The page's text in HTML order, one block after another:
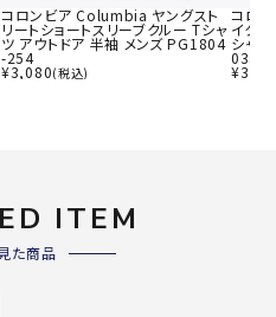
コロンビア Columbia ヤングスト
リートショートスリーブクルー Tシャ
ツ アウトドア 半袖 メンズ PG1804
-254
¥3,080(税込)
コロ
イクグ
シャ
033-
¥
ITEM
た商品